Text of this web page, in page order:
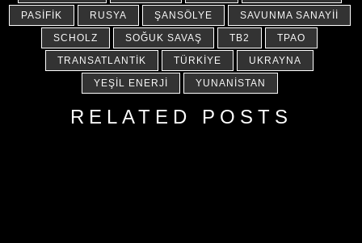
PASIFIK
RUSYA ŞANSÖLYE
SAVUNMA SANAYII
SCHOLZ
SOĞUK SAVAŞ TB2
TPAO
TRANSATLANTIK
TÜRKIYE
UKRAYNA
YEŞIL ENERJI
YUNANISTAN
RELATED POSTS